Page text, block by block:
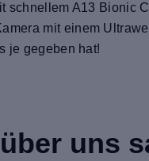
A13 Bionic
mit einem
je gegeben hat!
uns